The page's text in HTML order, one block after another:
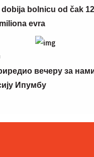
bolnicu od čak
evra
вечеру за
Ипумбу